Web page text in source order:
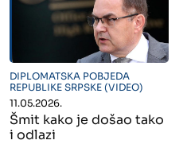
" alt="">
DIPLOMATSKA POBJEDA
REPUBLIKE SRPSKE (VIDEO)
11.05.2026.
Šmit kako je došao tako
i odlazi